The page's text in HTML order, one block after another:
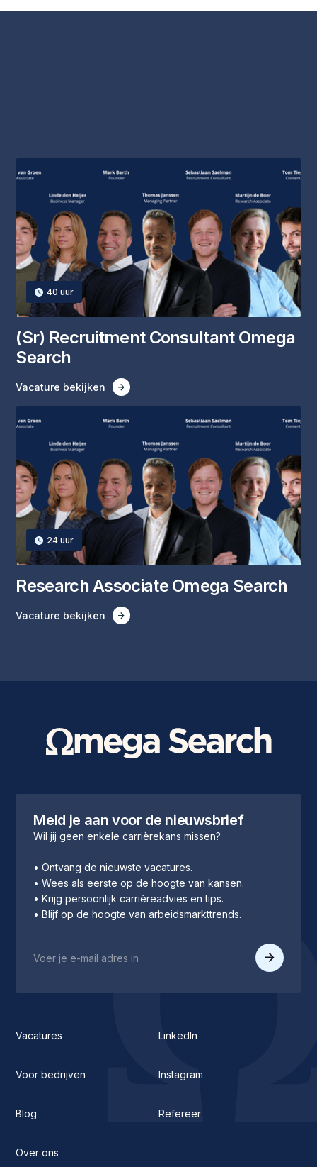
40 uur
(‍Sr) Recruitment Consultant Omega
Search
Vacature bekijken
24 uur
‍Research Associate Omega Search
Vacature bekijken
Meld je aan voor de nieuwsbrief
Wil jij geen enkele carrièrekans missen?
• Ontvang de nieuwste vacatures.
• Wees als eerste op de hoogte van kansen.
• Krijg persoonlijk carrièreadvies en tips.
• Blijf op de hoogte van arbeidsmarkttrends.
Vacatures
Voor bedrijven
Blog
Over ons
LinkedIn
Instagram
Refereer